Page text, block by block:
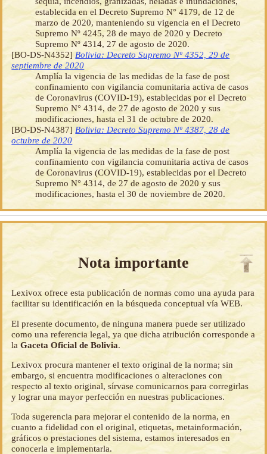
establecida en el Decreto Supremo N° 4179, de 12 de
marzo de 2020, manteniendo su vigencia en el Decreto
Supremo Nº 4245, 28 de mayo de 2020 y Decreto
Supremo Nº 4314, 27 de agosto de 2020.
[BO-DS-N4352] Bolivia: Decreto Supremo Nº 4352, 29 de
septiembre de 2020
Amplía la vigencia de las medidas de la fase de post
confinamiento con vigilancia comunitaria activa de casos
de Coronavirus (COVID-19), establecidas por el Decreto
Supremo N° 4314, de 27 de agosto de 2020 y sus
modificaciones, hasta el 31 de octubre de 2020.
[BO-DS-N4387] Bolivia: Decreto Supremo Nº 4387, 28 de
octubre de 2020
Amplía la vigencia de las medidas de la fase de post
confinamiento con vigilancia comunitaria activa de casos
de Coronavirus (COVID-19), establecidas por el Decreto
Supremo N° 4314, de 27 de agosto de 2020 y sus
modificaciones, hasta el 30 de noviembre de 2020.
Nota importante
Lexivox ofrece esta publicación de normas como una ayuda para
facilitar su identificación en la búsqueda conceptual vía WEB.
El presente documento, de ninguna manera puede ser utilizado
como una referencia legal, ya que dicha atribución corresponde a
laGaceta Oficial de Bolivia.
Lexivox procura mantener el texto original de la norma; sin
embargo, si encuentra modificaciones o alteraciones con
respecto al texto original, sírvase comunicarnos para corregirlas
y lograr una mayor perfección en nuestras publicaciones.
Toda sugerencia para mejorar el contenido de la norma, en
cuanto a fidelidad con el original, etiquetas, metainformación,
gráficos o prestaciones del sistema, estamos interesados en
conocerla e implementarla.